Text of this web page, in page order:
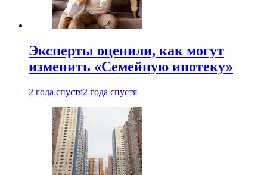
Эксперты оценили, как могут
изменить «Семейную ипотеку»
2 года спустя2 года спустя